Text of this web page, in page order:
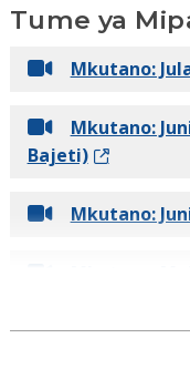
Tume ya
Mkutano:
Mkutano:
Bajeti)
Mkutano:
Mkutano: